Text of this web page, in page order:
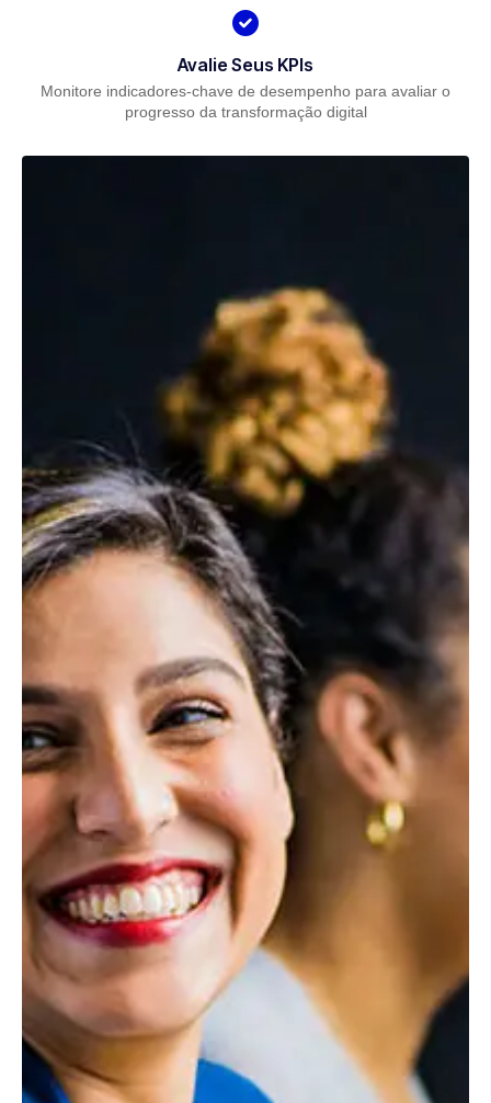
Avalie Seus KPIs
Monitore indicadores-chave de desempenho para avaliar o
progresso da transformação digital